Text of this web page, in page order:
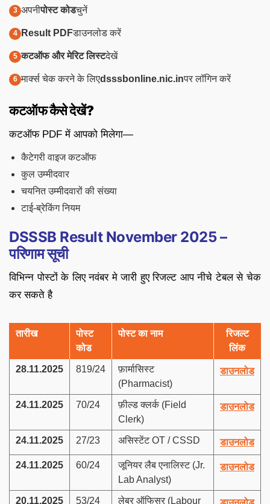
अपनीपोस्ट कोडचुनें
Result PDFडाउनलोड करें
कटऑफ और मेरिट लिस्टदेखें
मार्क्स चेक करने के लिएdsssbonline.nic.inपर लॉगिन करें
कटऑफ कैसे देखें?
कटऑफ PDF में आपको मिलेगा—
कैटेगरी वाइज कटऑफ
कुल उम्मीदवार
चयनित उम्मीदवारों की संख्या
टाई-ब्रेकिंग नियम
DSSSB Result November 2025 –
परिणाम सूची
विभिन्न पोस्टों के लिए नवंबर मे जारी हुए रिजल्ट आप नीचे टेबल से चेक
कर सकते है
तारीख
पोस्ट
कोड
पोस्ट का नाम
रिजल्ट
लिंक
28.11.2025 819/24
फ़ार्मासिस्ट
(Pharmacist)
डाउनलोड
24.11.2025 70/24
फ़ील्ड क्लर्क (Field
Clerk)
डाउनलोड
24.11.2025 27/23 असिस्टेंट OT / CSSD डाउनलोड
24.11.2025 60/24
जूनियर लैब एनालिस्ट (Jr.
Lab Analyst)
डाउनलोड
20.11.2025 53/24 लेबर ऑफिसर (Labour